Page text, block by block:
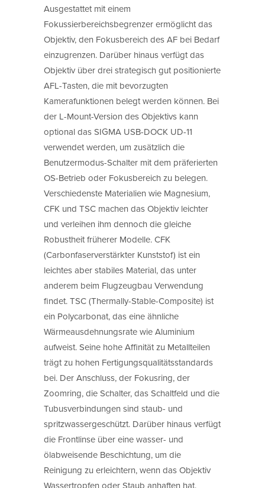
Ausgestattet mit einem
Fokussierbereichsbegrenzer ermöglicht das
Objektiv, den Fokusbereich des AF bei Bedarf
einzugrenzen. Darüber hinaus verfügt das
Objektiv über drei strategisch gut positionierte
AFL-Tasten, die mit bevorzugten
Kamerafunktionen belegt werden können. Bei
der L-Mount-Version des Objektivs kann
optional das SIGMA USB-DOCK UD-11
verwendet werden, um zusätzlich die
Benutzermodus-Schalter mit dem präferierten
OS-Betrieb oder Fokusbereich zu belegen.
Verschiedenste Materialien wie Magnesium,
CFK und TSC machen das Objektiv leichter
und verleihen ihm dennoch die gleiche
Robustheit früherer Modelle. CFK
(Carbonfaserverstärkter Kunststof) ist ein
leichtes aber stabiles Material, das unter
anderem beim Flugzeugbau Verwendung
findet. TSC (Thermally-Stable-Composite) ist
ein Polycarbonat, das eine ähnliche
Wärmeausdehnungsrate wie Aluminium
aufweist. Seine hohe Affinität zu Metallteilen
trägt zu hohen Fertigungsqualitätsstandards
bei. Der Anschluss, der Fokusring, der
Zoomring, die Schalter, das Schaltfeld und die
Tubusverbindungen sind staub- und
spritzwassergeschützt. Darüber hinaus verfügt
die Frontlinse über eine wasser- und
ölabweisende Beschichtung, um die
Reinigung zu erleichtern, wenn das Objektiv
Wassertropfen oder Staub anhaften hat.